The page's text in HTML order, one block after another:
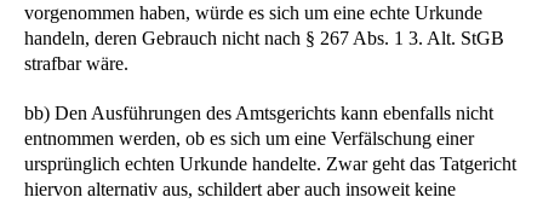
vorgenommen haben, würde es sich um eine echte Urkunde
handeln, deren Gebrauch nicht nach § 267 Abs. 1 3. Alt. StGB
strafbar wäre.
bb) Den Ausführungen des Amtsgerichts kann ebenfalls nicht
entnommen werden, ob es sich um eine Verfälschung einer
ursprünglich echten Urkunde handelte. Zwar geht das Tatgericht
hiervon alternativ aus, schildert aber auch insoweit keine